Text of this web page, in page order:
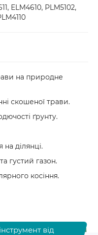
ELM4610, PLM5102,
на природне
скошеної трави.
ґрунту.
на ділянці.
густий газон.
косіння.
від